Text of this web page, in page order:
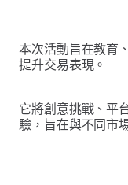
本次活動旨在教育
提升交易表現。
它將創意挑戰、平
驗，旨在與不同市